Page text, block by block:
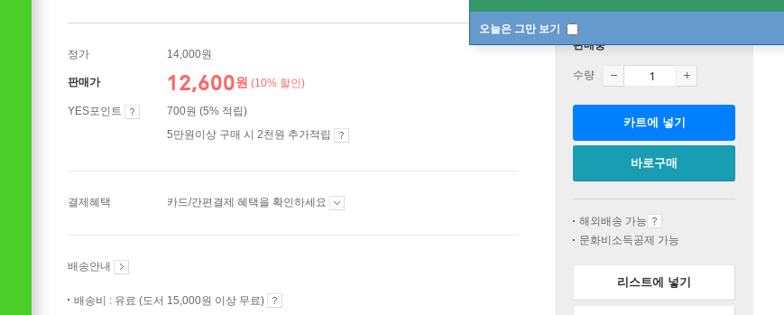
오늘은 그만 보기
정가 14,000원
판매가 12,600원 (10% 할인)
YES포인트
700원 (5% 적립)
5만원이상 구매 시 2천원 추가적립
결제혜택 카드/간편결제 혜택을 확인하세요
배송안내
배송비 : 유료 (도서 15,000원 이상 무료)
판매중
수량
카트에 넣기
바로구매
해외배송 가능
문화비소득공제 가능
리스트에 넣기